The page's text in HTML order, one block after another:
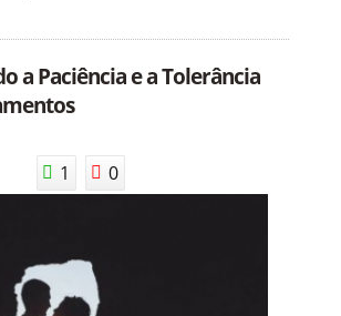
a Paciência e a Tolerância
1 0